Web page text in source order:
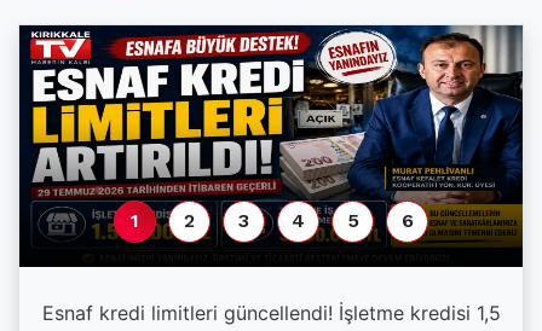
Esnaf kredi limitleri güncellendi! İşletme kredisi 1,5
1 2 3 4 5 6